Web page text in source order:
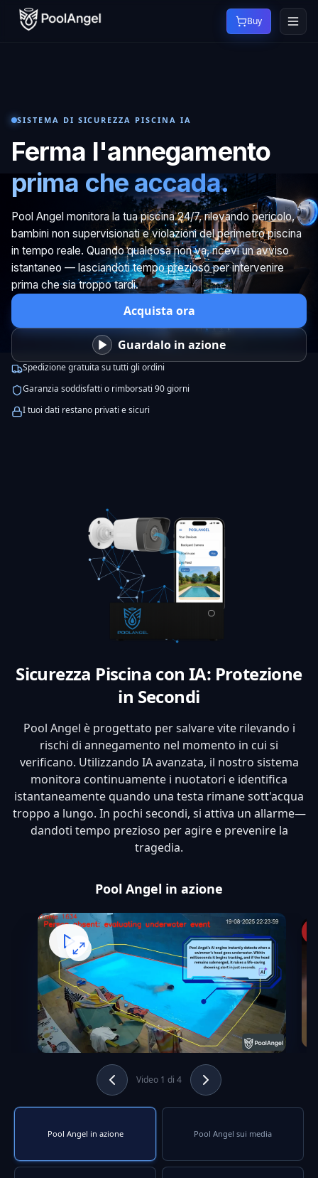
Buy
SISTEMA DI SICUREZZA PISCINA IA
Ferma l'annegamento
prima che accada.
Pool Angel monitora la tua piscina 24/7, rilevando pericolo,
bambini non supervisionati e violazioni del perimetro piscina
in tempo reale. Quando qualcosa non va, ricevi un avviso
istantaneo — lasciandoti tempo prezioso per intervenire
prima che sia troppo tardi.
Acquista ora
Guardalo in azione
Spedizione gratuita su tutti gli ordini
Garanzia soddisfatti o rimborsati 90 giorni
I tuoi dati restano privati e sicuri
Sicurezza Piscina con IA: Protezione
in Secondi
Pool Angel è progettato per salvare vite rilevando i
rischi di annegamento nel momento in cui si
verificano. Utilizzando IA avanzata, il nostro sistema
monitora continuamente i nuotatori e identifica
istantaneamente quando una testa rimane sott'acqua
troppo a lungo. In pochi secondi, si attiva un allarme—
dandoti tempo prezioso per agire e prevenire la
tragedia.
Pool Angel in azione
Video 1 di 4
Pool Angel in azione Pool Angel sui media